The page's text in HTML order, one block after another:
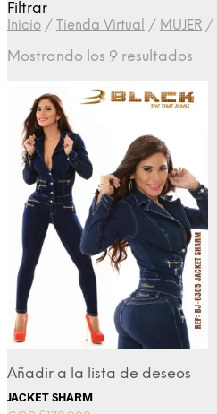
Filtrar
Inicio / Tienda Virtual / MUJER /
Mostrando los 9 resultados
Añadir a la lista de deseos
JACKET SHARM